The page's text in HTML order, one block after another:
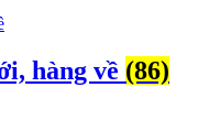
hàng về (86)